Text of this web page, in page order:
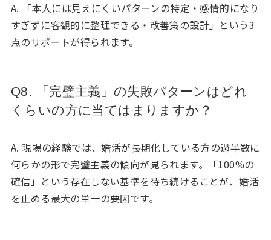
A. 「本人には見えにくいパターンの特定・感情的になり
すぎずに客観的に整理できる・改善策の設計」という3
点のサポートが得られます。
Q8. 「完璧主義」の失敗パターンはどれ
くらいの方に当てはまりますか？
A. 現場の経験では、婚活が長期化している方の過半数に
何らかの形で完璧主義の傾向が見られます。「100%の
確信」という存在しない基準を待ち続けることが、婚活
を止める最大の単一の要因です。